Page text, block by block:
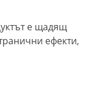
е щадящ
ефекти,